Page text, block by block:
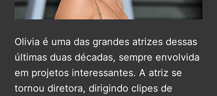
Olivia é uma das grandes atrizes dessas
últimas duas décadas, sempre envolvida
em projetos interessantes. A atriz se
tornou diretora, dirigindo clipes de